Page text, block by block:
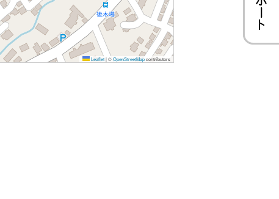
Leaflet|©OpenStreetMapcontributors